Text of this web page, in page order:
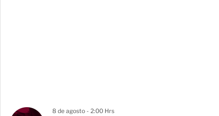
8 de agosto - 2:00 Hrs